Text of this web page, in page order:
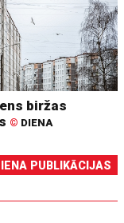
biržas
© DIENA
PUBLIKĀCIJAS